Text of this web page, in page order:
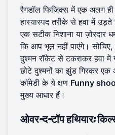
रैगडॉल फिजिक्स में एक अलग
हास्यास्पद तरीके से हवा में उड़ते
एक सटीक निशाना या ज़ोरदार
कि आप भूल नहीं पाएंगे। सोचिए,
दुश्मन रॉकेट से टकराकर हवा में
छोटे दुश्मनों का झुंड गिरकर एक
कॉमेडी के ये क्षण Funny
मुख्य आधार हैं।
ओवर-द-टॉप हथियार: